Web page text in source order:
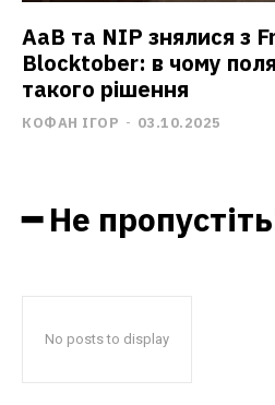
AaB та NIP знялися з
Blocktober: в чому
такого рішення
КОФАН ІГОР - 03.10.2025
━ Не
No posts to display